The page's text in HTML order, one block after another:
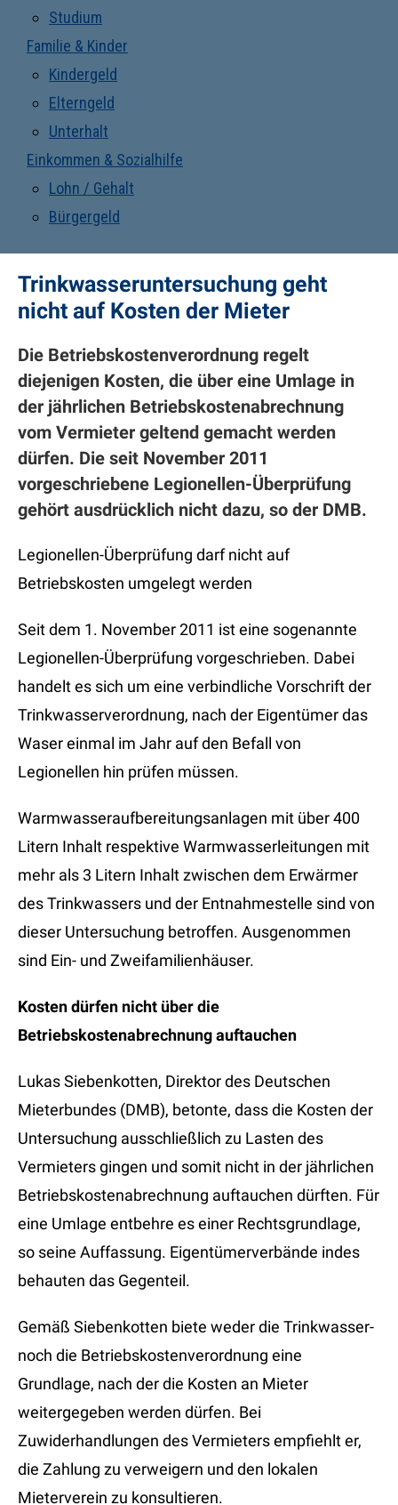
Studium
Familie & Kinder
Kindergeld
Elterngeld
Unterhalt
Einkommen & Sozialhilfe
Lohn / Gehalt
Bürgergeld
Trinkwasseruntersuchung geht
nicht auf Kosten der Mieter
Die Betriebskostenverordnung regelt
diejenigen Kosten, die über eine Umlage in
der jährlichen Betriebskostenabrechnung
vom Vermieter geltend gemacht werden
dürfen. Die seit November 2011
vorgeschriebene Legionellen-Überprüfung
gehört ausdrücklich nicht dazu, so der DMB.
Legionellen-Überprüfung darf nicht auf
Betriebskosten umgelegt werden
Seit dem 1. November 2011 ist eine sogenannte
Legionellen-Überprüfung vorgeschrieben. Dabei
handelt es sich um eine verbindliche Vorschrift der
Trinkwasserverordnung, nach der Eigentümer das
Waser einmal im Jahr auf den Befall von
Legionellen hin prüfen müssen.
Warmwasseraufbereitungsanlagen mit über 400
Litern Inhalt respektive Warmwasserleitungen mit
mehr als 3 Litern Inhalt zwischen dem Erwärmer
des Trinkwassers und der Entnahmestelle sind von
dieser Untersuchung betroffen. Ausgenommen
sind Ein- und Zweifamilienhäuser.
Kosten dürfen nicht über die
Betriebskostenabrechnung auftauchen
Lukas Siebenkotten, Direktor des Deutschen
Mieterbundes (DMB), betonte, dass die Kosten der
Untersuchung ausschließlich zu Lasten des
Vermieters gingen und somit nicht in der jährlichen
Betriebskostenabrechnung auftauchen dürften. Für
eine Umlage entbehre es einer Rechtsgrundlage,
so seine Auffassung. Eigentümerverbände indes
behauten das Gegenteil.
Gemäß Siebenkotten biete weder die Trinkwasser-
noch die Betriebskostenverordnung eine
Grundlage, nach der die Kosten an Mieter
weitergegeben werden dürfen. Bei
Zuwiderhandlungen des Vermieters empfiehlt er,
die Zahlung zu verweigern und den lokalen
Mieterverein zu konsultieren.